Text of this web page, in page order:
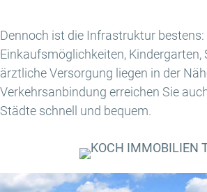
Dennoch ist die Infrastruktur bestens:
Einkaufsmöglichkeiten, Kindergarten,
ärztliche Versorgung liegen in der
Verkehrsanbindung erreichen Sie
Städte schnell und bequem.